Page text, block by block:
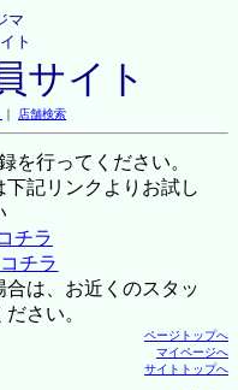
マ
ト
サイト
｜ 店舗検索
を行ってください。
下記リンクよりお試し
チラ
チラ
は、お近くのスタッ
さい。
ページトップへ
マイページへ
サイトトップへ